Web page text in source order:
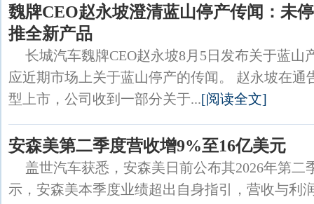
魏牌CEO赵永坡澄清蓝山停产传闻：未
推全新产品
长城汽车魏牌CEO赵永坡8月5日发布关于蓝山
应近期市场上关于蓝山停产的传闻。 赵永坡在通
型上市，公司收到一部分关于...[阅读全文]
安森美第二季度营收增9%至16亿美元
盖世汽车获悉，安森美日前公布其2026年第二
示，安森美本季度业绩超出自身指引，营收与利